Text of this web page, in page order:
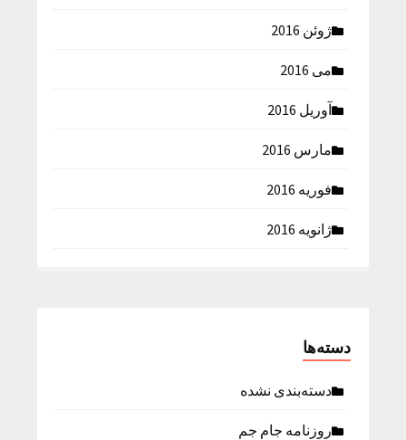
ژوئن 2016
می 2016
آوریل 2016
مارس 2016
فوریه 2016
ژانویه 2016
دسته‌ها
دسته‌بندی نشده
روزنامه جام جم